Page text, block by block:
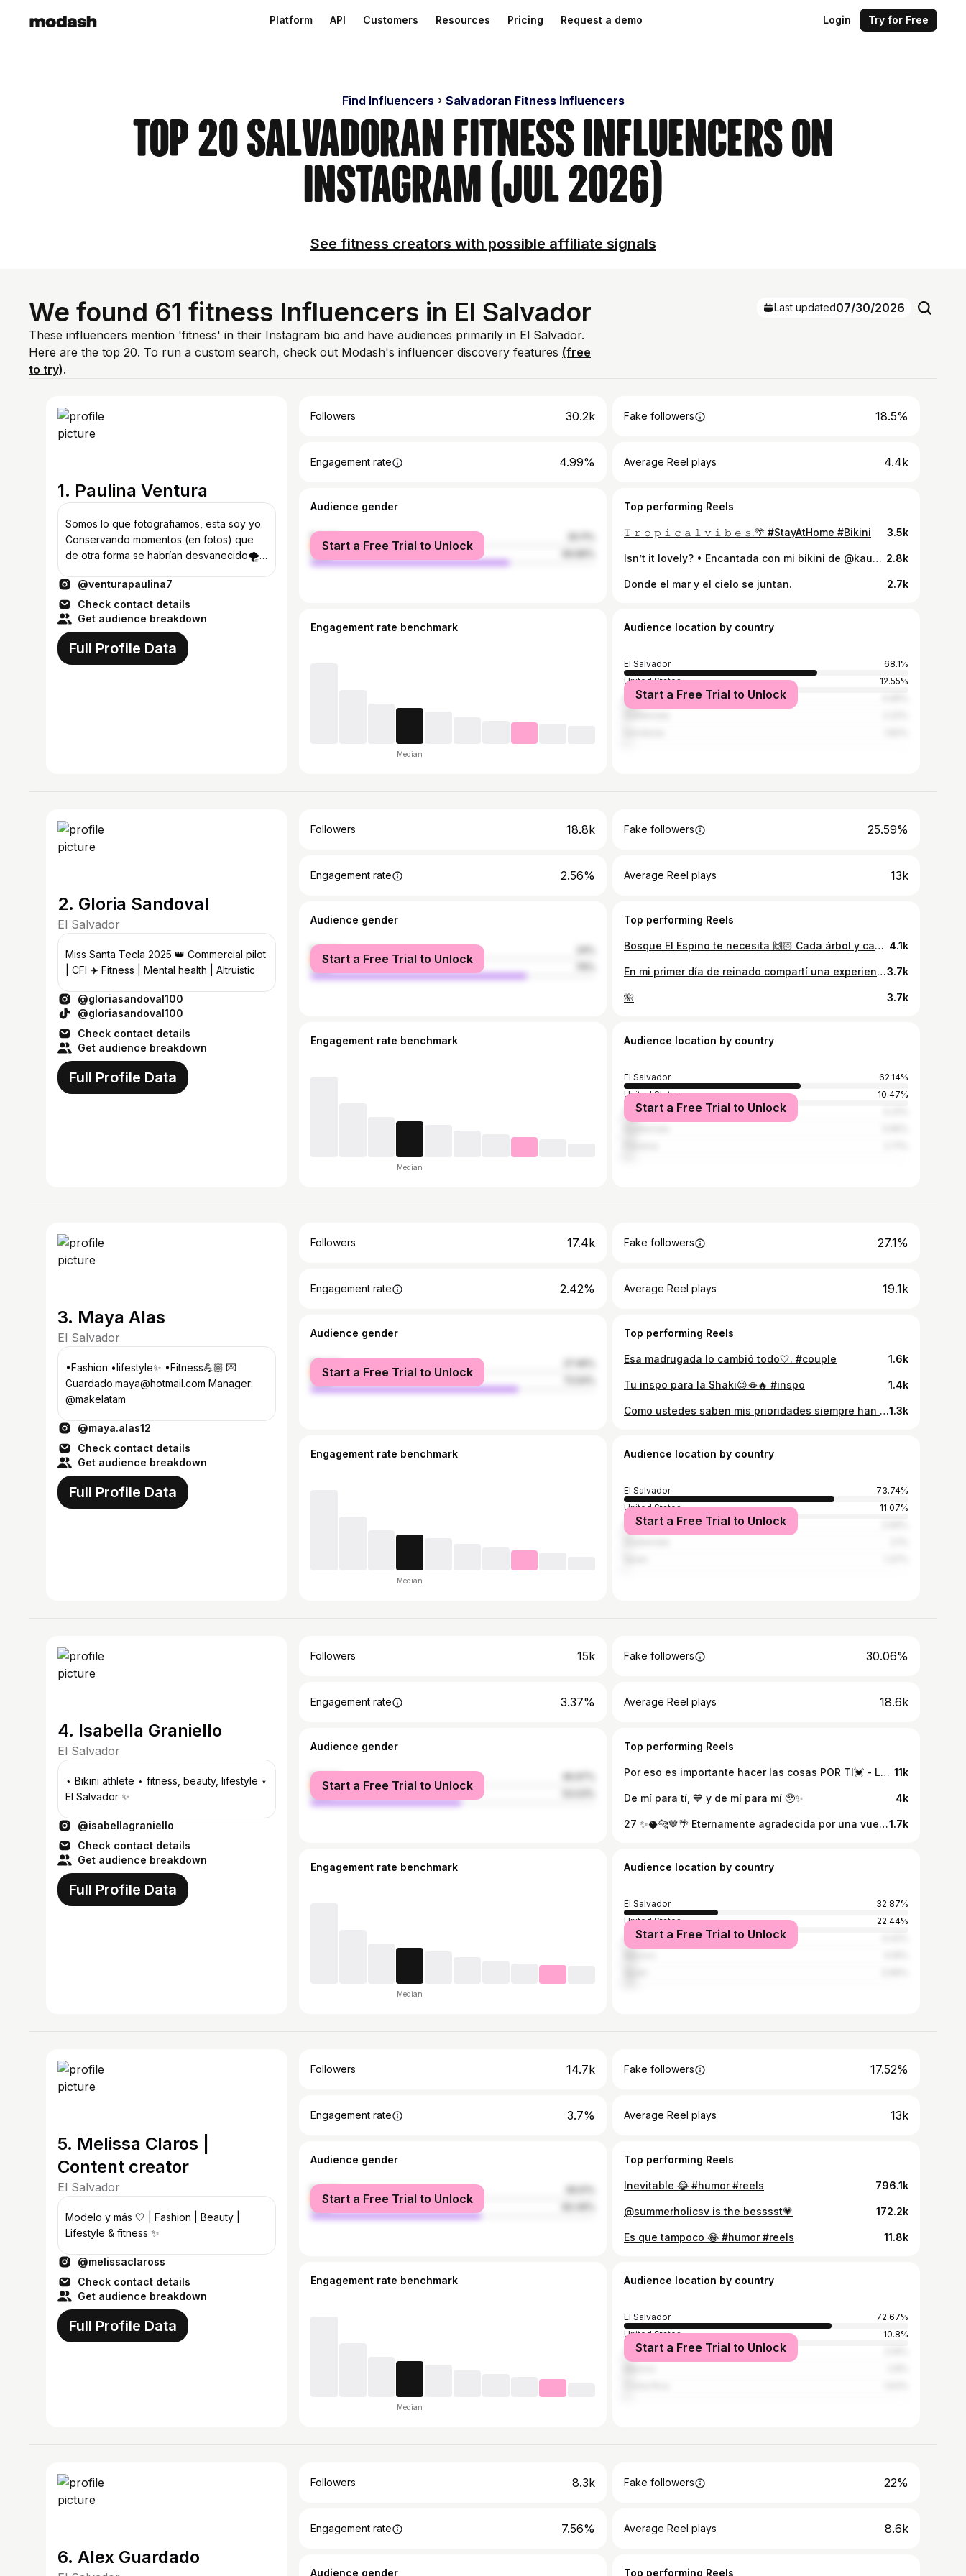
Platform API Customers Resources Pricing Request a demo Login Try for Free
Find Influencers Salvadoran Fitness Influencers
Top 20 Salvadoran Fitness Influencers on
Instagram (Jul 2026)
See fitness creators with possible affiliate signals
We found 61 fitness Influencers in El Salvador
These influencers mention 'fitness' in their Instagram bio and have audiences primarily in El Salvador.
Here are the top 20. To run a custom search, check out Modash's influencer discovery features (free
to try).
Last updated07/30/2026
1. Paulina Ventura
Somos lo que fotografiamos, esta soy yo.
Conservando momentos (en fotos) que
de otra forma se habrían desvanecido🌪
@venturapaulina7
Check contact details
Get audience breakdown
Full Profile Data
Followers 30.2k Fake followers 18.5%
Engagement rate 4.99% Average Reel plays 4.4k
Audience gender
female
male
Start a Free Trial to Unlock
Top performing Reels
𝚃 𝚛 𝚘 𝚙 𝚒 𝚌 𝚊 𝚕 𝚟 𝚒 𝚋 𝚎 𝚜.🌴 #StayAtHome #Bikini 3.5k
Isn’t it lovely? • Encantada con mi bikini de @kauai_sv 🤍 2.8k
Donde el mar y el cielo se juntan. 2.7k
Engagement rate benchmark
Median
Audience location by country
El Salvador
68.1%
United States
12.55%
Mexico
Start a Free Trial to Unlock
2. Gloria Sandoval
El Salvador
Miss Santa Tecla 2025 👑 Commercial pilot
| CFI ✈️ Fitness | Mental health | Altruistic
@gloriasandoval100
@gloriasandoval100
Check contact details
Get audience breakdown
Full Profile Data
Followers 18.8k Fake followers 25.59%
Engagement rate 2.56% Average Reel plays 13k
Audience gender
female
male
Start a Free Trial to Unlock
Top performing Reels
Bosque El Espino te necesita 🙌🏻 Cada árbol y cada espacio de este ecosistema es vital, porque almacena aproximadamente la mitad del agua que abastece a San Salvador 🌳 ❤️Por eso queremos un El Espino vivo y protegido de más intervenciones urbanísticas 🤝Confiamos en que, si demostramos que esto realmente nos importa como salvadoreños, el gobierno nos escuchará, porque sabemos que puede hacer las cosas diferente🙏🏻 ✍🏻Entre más nos unamos, más lejos llegará el mensaje, así que firma la petición, comparte este video, sigue y comenta en nuestras redes y usa con respeto el hashtag #BukeleSalvaElEspino Con tu ayuda, podremos lograrlo #ElEspino #AmamosElEspino #ElSalvador #TodosSomosElEspino 4.1k
En mi primer día de reinado compartí una experiencia de trabajo junto a la Miss Universo @sheynnispalacios_of 🇳🇮💙🇸🇻 En 2023 una joven Nicaragüense conquistó el corazón de todo el universo con su belleza, talento e inteligencia, hizo historia demostrando que los centroamericanos somos capaces de conquistar el mundo de la mano de Dios y desde ese día se volvió mi Miss Universo favorita recuerdo perfectamente haberla visto en la tele con mis amigas coronarse y haber llorado cuando ganó (Perdonen soy llorona🙈😂) y ahora en 2025 cumplí el sueño no solo de conocerla también de almorzar a su lado teniendo el privilegio de platicar, de conectar, de reír y conocer a un verdadero ángel, gracias Dios mío por permitirme cumplir un sueño que jamás pensé que se hiciera realidad, esto me lo llevo en lo más profundo de mi corazón ❤️‍🩹😭3.7k
🌺 3.7k
Engagement rate benchmark
Median
Audience location by country
El Salvador
62.14%
United States
10.47%
Mexico
Start a Free Trial to Unlock
3. Maya Alas
El Salvador
•Fashion •lifestyle✨ •Fitness💪🏼 💌
Guardado.maya@hotmail.com Manager:
@makelatam
@maya.alas12
Check contact details
Get audience breakdown
Full Profile Data
Followers 17.4k Fake followers 27.1%
Engagement rate 2.42% Average Reel plays 19.1k
Audience gender
female
male
Start a Free Trial to Unlock
Top performing Reels
Esa madrugada lo cambió todo🤍. #couple 1.6k
Tu inspo para la Shaki😉🫦🔥 #inspo 1.4k
Como ustedes saben mis prioridades siempre han sido cuidar mi físico y mi salud, tengo mil cosas pasando por mi mente pero mi pelo deja de ser una, así que este es mi secreto para mantener mi pelo liso y sobrevivir de la semana @lorealparis #lorealparishaircare #publicidad1.3k
Engagement rate benchmark
Median
Audience location by country
El Salvador
73.74%
United States
11.07%
Mexico
Start a Free Trial to Unlock
4. Isabella Graniello
El Salvador
⋆ Bikini athlete ⋆ fitness, beauty, lifestyle ⋆
El Salvador ✨
@isabellagraniello
Check contact details
Get audience breakdown
Full Profile Data
Followers 15k Fake followers 30.06%
Engagement rate 3.37% Average Reel plays 18.6k
Audience gender
female
male
Start a Free Trial to Unlock
Top performing Reels
Por eso es importante hacer las cosas POR TI💓 - Las personas siempre critican lo que no entienden - Van a llamar tu disciplina una “obsesión” - No todos van a apoyar tus metas - Comentarios pasivo agresivos de “ay yo nunca pudiera vivir así” etc La aprobación de los demás es lo último que te tiene que importar cuando estás cumpliendo tus metas bb ✨✨ Wearing : @oneractive 11k
De mí para tí, 💙 y de mí para mí 🥹✨ 4k
27 ✨🥥🐆🤎🌴 Eternamente agradecida por una vueltita más alrededor del sol. . . Event planning by @nawibeachhouse @visitmizata @antiresort1.7k
Engagement rate benchmark
Median
Audience location by country
El Salvador
32.87%
United States
22.44%
IndiaStart a Free Trial to Unlock
5. Melissa Claros |
Content creator
El Salvador
Modelo y más 🤍 | Fashion | Beauty |
Lifestyle & fitness ✨
@melissaclaross
Check contact details
Get audience breakdown
Full Profile Data
Followers 14.7k Fake followers 17.52%
Engagement rate 3.7% Average Reel plays 13k
Audience gender
female
male
Start a Free Trial to Unlock
Top performing Reels
Inevitable 😂 #humor #reels 796.1k
@summerholicsv is the besssst💗 172.2k
Es que tampoco 😂 #humor #reels 11.8k
Engagement rate benchmark
Median
Audience location by country
El Salvador
72.67%
United States
10.8%
Guatemala
Start a Free Trial to Unlock
6. Alex Guardado
Followers 8.3k Fake followers 22%
Engagement rate 7.56% Average Reel plays 8.6k
Audience gender Top performing Reels